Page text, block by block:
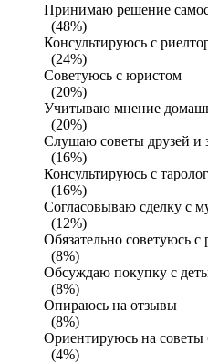
Принимаю решение
(48%)
Консультируюсь с
(24%)
Советуюсь с юристом
(20%)
Учитываю мнение
(20%)
Слушаю советы друзей и
(16%)
Консультируюсь с
(16%)
Согласовываю сделку с
(12%)
Обязательно советуюсь с
(8%)
Обсуждаю покупку с
(8%)
Опираюсь на отзывы
(8%)
Ориентируюсь на советы
(4%)